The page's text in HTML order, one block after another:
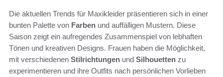
Die aktuellen Trends für Maxikleider präsentieren sich in einer
bunten Palette von Farben und auffälligen Mustern. Diese
Saison zeigt ein aufregendes Zusammenspiel von lebhaften
Tönen und kreativen Designs. Frauen haben die Möglichkeit,
mit verschiedenen Stilrichtungen und Silhouetten zu
experimentieren und ihre Outfits nach persönlichen Vorlieben